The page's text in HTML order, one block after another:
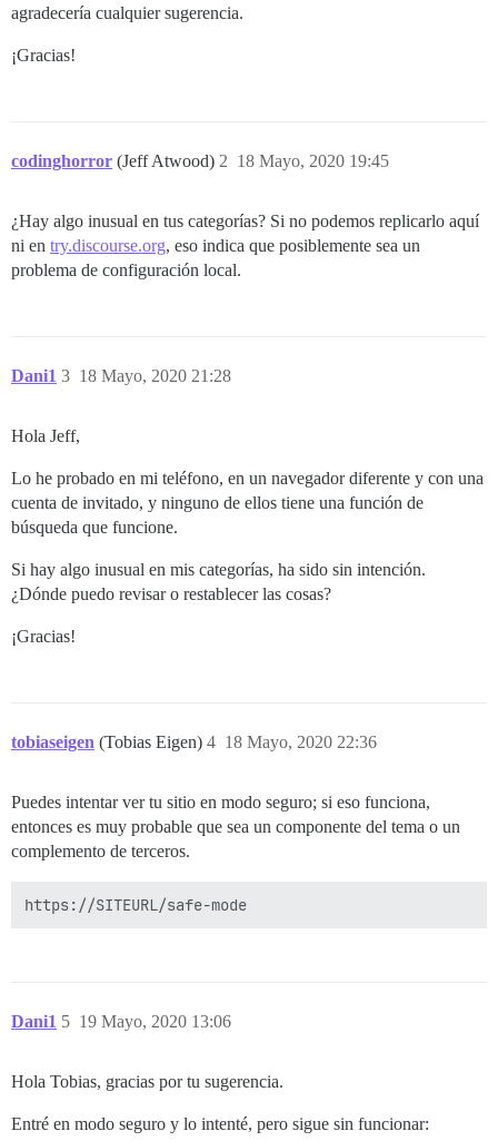
agradecería cualquier sugerencia.
¡Gracias!
codinghorror (Jeff Atwood) 18 Mayo, 2020 19:45
2
¿Hay algo inusual en tus categorías? Si no podemos replicarlo aquí
ni en try.discourse.org, eso indica que posiblemente sea un
problema de configuración local.
Dani1 18 Mayo, 2020 21:28
3
Hola Jeff,
Lo he probado en mi teléfono, en un navegador diferente y con una
cuenta de invitado, y ninguno de ellos tiene una función de
búsqueda que funcione.
Si hay algo inusual en mis categorías, ha sido sin intención.
¿Dónde puedo revisar o restablecer las cosas?
¡Gracias!
tobiaseigen (Tobias Eigen) 18 Mayo, 2020 22:36
4
Puedes intentar ver tu sitio en modo seguro; si eso funciona,
entonces es muy probable que sea un componente del tema o un
complemento de terceros.
Dani1 19 Mayo, 2020 13:06
5
Hola Tobias, gracias por tu sugerencia.
Entré en modo seguro y lo intenté, pero sigue sin funcionar: